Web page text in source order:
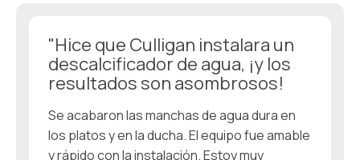
"Hice que Culligan instalara un
descalcificador de agua, ¡y los
resultados son asombrosos!
Se acabaron las manchas de agua dura en
los platos y en la ducha. El equipo fue amable
y rápido con la instalación. Estoy muy